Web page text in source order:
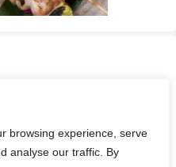
browsing experience, serve
analyse our traffic. By
票